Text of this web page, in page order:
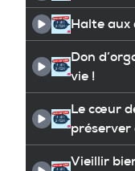
Halte aux
Don
vie !
Le cœur
préserver
Vieillir